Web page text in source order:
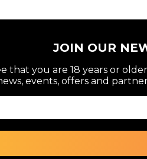
JOIN OUR
that you are 18 years or
events, offers and